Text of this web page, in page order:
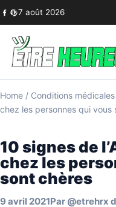
Skip to content
7 août 2026
Home / Conditions médicales
chez les personnes qui vous
10 signes de
chez les
sont chères
9 avril 2021Par @etrehrx